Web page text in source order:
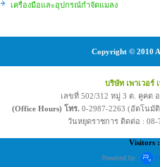
เครื่องมือและอุปกรณ์กำจัดแมลง
Copyright © 2010
บริษัท เพาเวอร์
เลขที่ 502/312 หมู่ 3 ต. คูคต
(Office Hours) โทร. 0-2987-2263 (อัตโนมั
วันหยุดราชการ ติดต่อ : 08-
Visitors